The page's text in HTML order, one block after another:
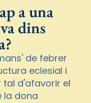
a una
dins
de febrer
eclesial i
tal d'afavorir el
la dona